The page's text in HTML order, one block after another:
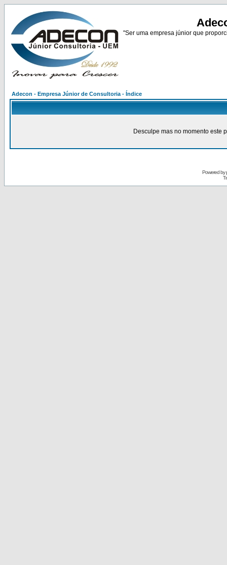
"Ser uma empresa júnior que
Adecon - Empresa Júnior de Consultoria - Índice
Desculpe mas no momento este
Powered by